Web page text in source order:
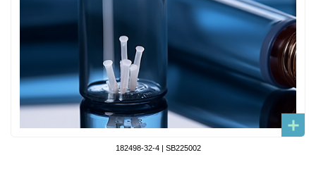
182498-32-4 | SB225002